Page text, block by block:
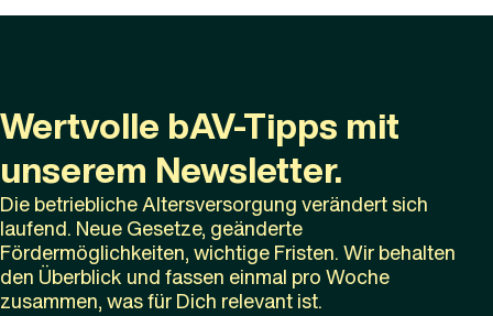
Wertvolle bAV-Tipps mit
unserem Newsletter.
Die betriebliche Altersversorgung verändert sich
laufend. Neue Gesetze, geänderte
Fördermöglichkeiten, wichtige Fristen. Wir behalten
den Überblick und fassen einmal pro Woche
zusammen, was für Dich relevant ist.